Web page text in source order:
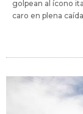
golpean al ícono
caro en plena